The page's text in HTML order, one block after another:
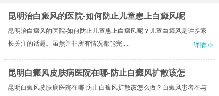
昆明治白癜风的医院-如何防止儿童患上白癜风呢
昆明治白癜风的医院-如何防止儿童患上白癜风呢？儿童白癜风是许多家
长关注的话题。虽然并非所有情况都能完.....
详情>>
昆明白癜风皮肤病医院在哪-防止白癜风扩散该怎
昆明白癜风皮肤病医院在哪-防止白癜风扩散该怎么做？白癜风患者在与